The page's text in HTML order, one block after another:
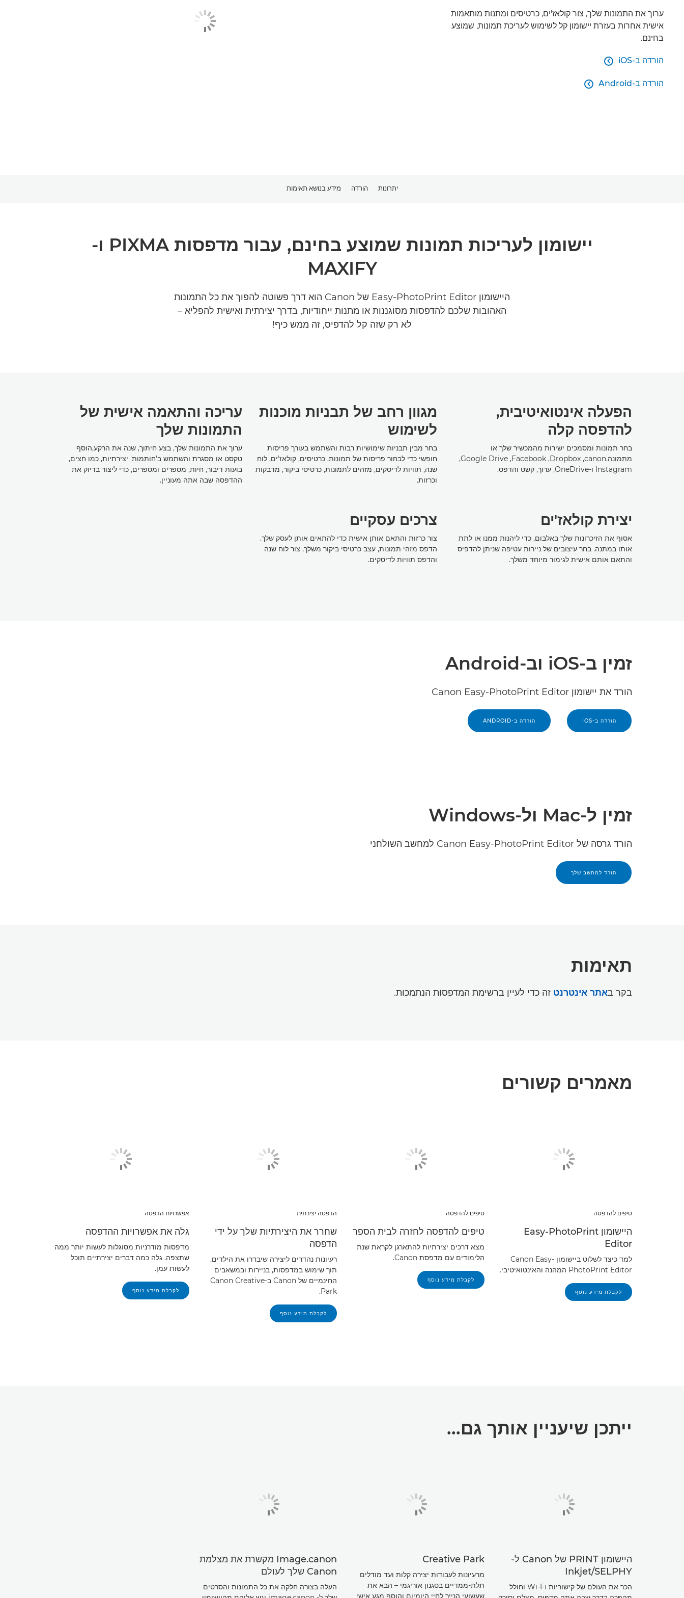
ערוך את התמונות שלך, צור קולאז'ים, כרטיסים ומתנות מותאמות
אישית אחרות בעזרת יישומון קל לשימוש לעריכת תמונות, שמוצע
בחינם.
הורדה ב-iOS 
הורדה ב-Android 
יתרונות הורדה מידע בנושא תאימות
יישומון לעריכות תמונות שמוצע בחינם, עבור מדפסות PIXMA ו-
MAXIFY
היישומון Easy-PhotoPrint Editor של Canon הוא דרך פשוטה להפוך את כל התמונות
האהובות שלכם להדפסות מסוגננות או מתנות ייחודיות, בדרך יצירתית ואישית להפליא –
לא רק שזה קל להדפיס, זה ממש כיף!
הפעלה אינטואיטיבית,
להדפסה קלה
בחר תמונות ומסמכים ישירות מהמכשיר שלך או
מתמונה.canon‏, Dropbox‏, Facebook‏, Google Drive‏,
Instagram ו-OneDrive‏, ערוך, קשט והדפס.
מגוון רחב של תבניות מוכנות
לשימוש
בחר מבין תבניות שימושיות רבות והשתמש בעורך פריסות
חופשי כדי לבחור פריסות של תמונות, כרטיסים, קולאז'ים, לוח
שנה, תוויות לדיסקים, מזהים לתמונות, כרטיסי ביקור, מדבקות
וכרזות.
עריכה והתאמה אישית של
התמונות שלך
ערוך את התמונות שלך, בצע חיתוך, שנה את הרקע,הוסף
טקסט או מסגרת והשתמש ב'חותמות' יצירתיות, כמו חצים,
בועות דיבור, חיות, מספרים ומספרים, כדי ליצור בדיוק את
ההדפסה שבה אתה מעוניין.
יצירת קולאז'ים
אסוף את הזיכרונות שלך באלבום, כדי ליהנות ממנו או לתת
אותו במתנה. בחר עיצובים של ניירות עטיפה שניתן להדפיס
והתאם אותם אישית לגימור מיוחד משלך.
צרכים עסקיים
צור כרזות והתאם אותן אישית כדי להתאים אותן לעסק שלך.
הדפס מזהי תמונות, עצב כרטיסי ביקור משלך, צור לוח שנה
והדפס תוויות לדיסקים.
זמין ב-iOS וב-Android
הורד את יישומון Canon Easy-PhotoPrint Editor
הורדה ב-IOS הורדה ב-ANDROID
זמין ל-Mac ול-Windows
הורד גרסה של Canon Easy-PhotoPrint Editor למחשב השולחני
הורד למחשב שלך
תאימות
בקר באתר אינטרנט זה כדי לעיין ברשימת המדפסות הנתמכות.
מאמרים קשורים
טיפים להדפסה
היישומון Easy-PhotoPrint
Editor
למד כיצד לשלוט ביישומון Canon Easy-
PhotoPrint Editor המהנה והאינטואיטיבי.
לקבלת מידע נוסף
טיפים להדפסה
טיפים להדפסה לחזרה לבית הספר
מצא דרכים יצירתיות להתארגן לקראת שנת
הלימודים עם מדפסת Canon.
לקבלת מידע נוסף
הדפסה יצירתית
שחרר את היצירתיות שלך על ידי
הדפסה
רעיונות נהדרים ליצירה שיבדרו את הילדים,
תוך שימוש במדפסות, בניירות ובמשאבים
החינמיים של Canon ב-Canon Creative
Park.
לקבלת מידע נוסף
אפשרויות הדפסה
גלה את אפשרויות ההדפסה
מדפסות מודרניות מסוגלות לעשות יותר ממה
שתצפה. גלה כמה דברים יצירתיים תוכל
לעשות עמן.
לקבלת מידע נוסף
ייתכן שיעניין אותך גם...
היישומון PRINT של Canon ל-
Inkjet/SELPHY
הכר את העולם של קישוריות Wi-Fi וחולל
Creative Park
מרעיונות לעבודות יצירה קלות ועד מודלים
תלת-ממדיים בסגנון אוריגמי – הבא את
שעשועי הנייר לחיי היומיום והוסף מגע אישי
Image.canon מקשרת את מצלמת
Canon שלך לעולם
העלה בצורה חלקה את כל התמונות והסרטים